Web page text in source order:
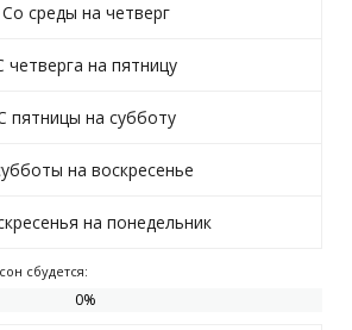
Со среды на четверг
четверга на пятницу
пятницы на субботу
на воскресенье
на понедельник
сбудется:
0%